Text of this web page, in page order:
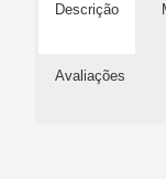
Descrição
Avaliações